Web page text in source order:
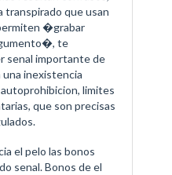
transpirado que usan
�grabar
te
senal importante de
inexistencia
limites
que son precisas
el pelo las bonos
senal. Bonos de el